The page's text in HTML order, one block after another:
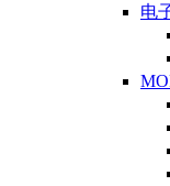
电